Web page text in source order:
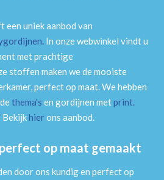
een uniek aanbod van
. In onze webwinkel vindt u
met prachtige
stoffen maken we de mooiste
perfect op maat. We hebben
thema's en gordijnen metprint.
Bekijkhierons aanbod.
op maat gemaakt
door ons kundig en perfect op